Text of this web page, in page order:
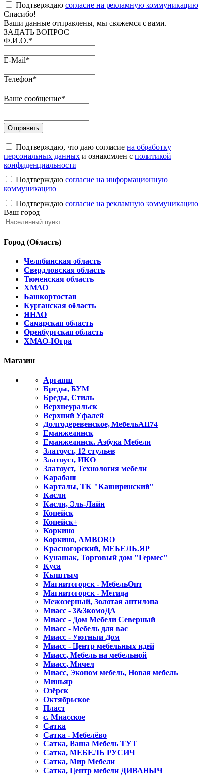
Подтверждаю согласие на рекламную коммуникацию
Cпасибо!
Ваши данные отправлены, мы свяжемся с вами.
ЗАДАТЬ ВОПРОС
Ф.И.О.*
E-Mail*
Телефон*
Ваше сообщение*
Подтверждаю, что даю согласие на обработку
персональных данных и ознакомлен с политикой
конфиденциальности
Подтверждаю согласие на информационную
коммуникацию
Подтверждаю согласие на рекламную коммуникацию
Ваш город
Город (Область)
Челябинская область
Свердловская область
Тюменская область
ХМАО
Башкортостан
Курганская область
ЯНАО
Самарская область
Оренбургская область
ХМАО-Югра
Магазин
Аргаяш
Бреды, БУМ
Бреды, Стиль
Верхнеуральск
Верхний Уфалей
Долгодеревенское, МебельАН74
Еманжелинск
Еманжелинск. Азбука Мебели
Златоуст, 12 стульев
Златоуст, ИКО
Златоуст, Технология мебели
Карабаш
Карталы, ТК "Каширинский"
Касли
Касли, Эль-Лайн
Копейск
Копейск+
Коркино
Коркино, AMBORO
Красногорский, МЕБЕЛЬ.ЯР
Кунашак, Торговый дом "Гермес"
Куса
Кыштым
Магнитогорск - МебельОпт
Магнитогорск - Метида
Межозерный, Золотая антилопа
Миасс - 3&3комоДА
Миасс - Дом Мебели Северный
Миасс - Мебель для вас
Миасс - Уютный Дом
Миасс - Центр мебельных идей
Миасс, Мебель на мебельной
Миасс, Мичел
Миасс, Эконом мебель, Новая мебель
Миньяр
Озёрск
Октябрьское
Пласт
с. Миасское
Сатка
Сатка - Мебелёво
Сатка, Ваша Мебель ТУТ
Сатка, МЕБЕЛЬ РУСИЧ
Сатка, Мир Мебели
Сатка, Центр мебели ДИВАНЫЧ